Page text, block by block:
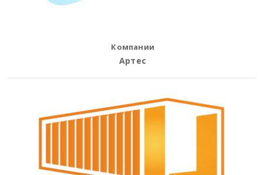
Компании
Артес